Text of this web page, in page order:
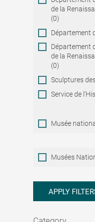
de la
(0)
Département
Département
de la
(0)
Sculptures
Service de
Musée
Musées
Nationaux
Musées
APPLY